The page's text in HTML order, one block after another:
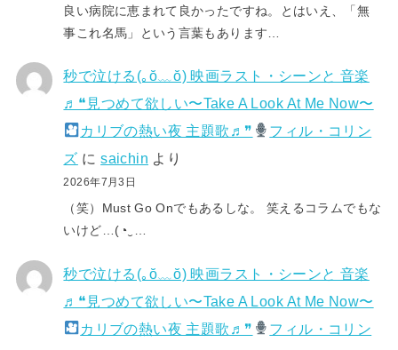
良い病院に恵まれて良かったですね。とはいえ、「無
事これ名馬」という言葉もあります…
秒で泣ける(⁠｡⁠ŏ⁠﹏⁠ŏ⁠) 映画ラスト・シーンと 音楽
♬❝見つめて欲しい〜Take A Look At Me Now〜
カリブの熱い夜 主題歌♬❞
フィル・コリン
ズ にsaichin より
2026年7月3日
（笑）Must Go Onでもあるしな。 笑えるコラムでもな
いけど…(⁠◔⁠‿⁠…
秒で泣ける(⁠｡⁠ŏ⁠﹏⁠ŏ⁠) 映画ラスト・シーンと 音楽
♬❝見つめて欲しい〜Take A Look At Me Now〜
カリブの熱い夜 主題歌♬❞
フィル・コリン